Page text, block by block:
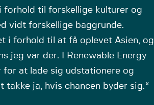
til forskellige kulturer og
vidt forskellige baggrunde.
i forhold til at få oplevet Asien, og
jeg var der. I Renewable Energy
at lade sig udstationere og
ja, hvis chancen byder sig.“